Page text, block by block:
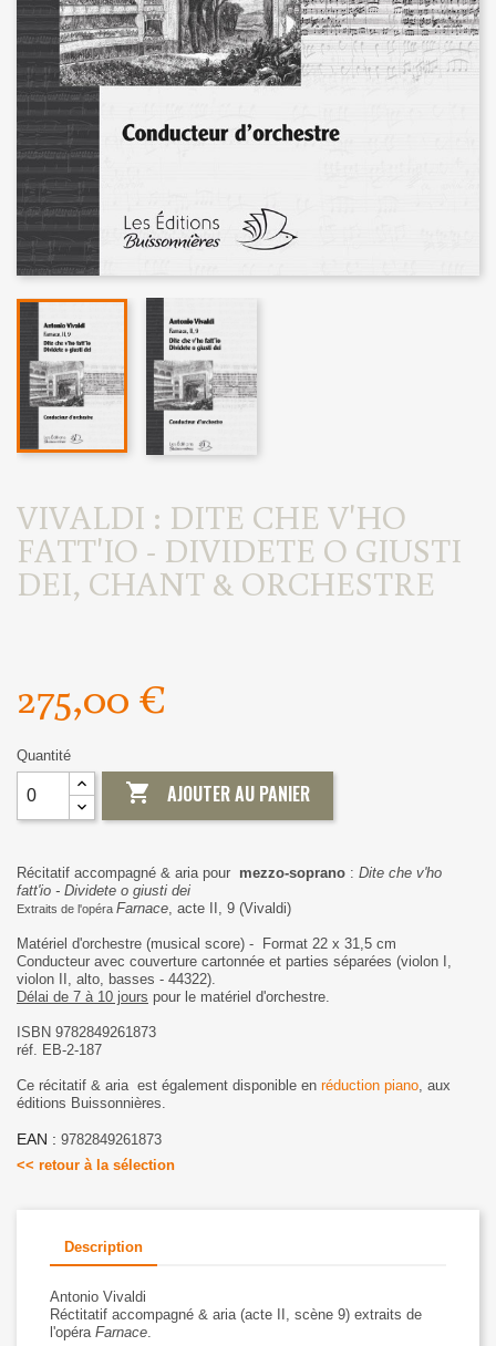
VIVALDI : DITE CHE V'HO
FATT'IO - DIVIDETE O GIUSTI
DEI, CHANT & ORCHESTRE
275,00 €
Quantité
 AJOUTER AU PANIER
Récitatif accompagné & aria pour mezzo-soprano : Dite che v'ho
fatt'io - Dividete o giusti dei
Extraits de l'opéra Farnace , acte II, 9 (Vivaldi)
Matériel d'orchestre (musical score) - Format 22 x 31,5 cm
Conducteur avec couverture cartonnée et parties séparées (violon I,
violon II, alto, basses - 44322).
Délai de 7 à 10 jours pour le matériel d'orchestre.
ISBN 9782849261873
réf. EB-2-187
Ce récitatif & aria est également disponible en réduction piano , aux
éditions Buissonnières.
EAN : 9782849261873
<< retour à la sélection
Description
Antonio Vivaldi
Réctitatif accompagné & aria (acte II, scène 9) extraits de
l'opéra Farnace